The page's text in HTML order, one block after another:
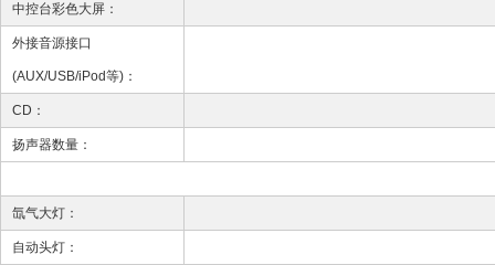
中控台彩色大屏：
外接音源接口
(AUX/USB/iPod等)：
CD：
扬声器数量：
氙气大灯：
自动头灯：